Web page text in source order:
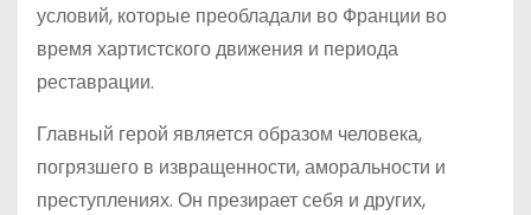
условий, которые преобладали во Франции во
время хартистского движения и периода
реставрации.
Главный герой является образом человека,
погрязшего в извращенности, аморальности и
преступлениях. Он презирает себя и других,